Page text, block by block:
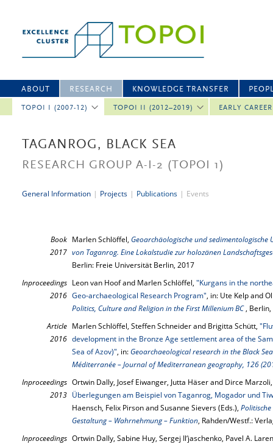
ABOUT RESEARCH
TOPOI I (2007-12) TOPOI II (2012–2019) EARLY
KNOWLEDGE TRANSFER
TAGANROG, BLACK SEA
RESEARCH GROUP A-I-2 (TOPOI 1)
General Information | Projects | Publications | Events
Book
2017
Marlen Schlöffel, Geoarchäologische und
von Taganrog. Eine Lokalstudie zur holozänen
Berlin: Freie Universität Berlin, 2017
Inproceedings
2016
Leon van Hoof and Marlen Schlöffel, "Kurgans in the
Geo-archaeological Research Program", in: Ute Kelp and
Politics, Culture and Religion in the First Millenium BC,
Article
2016
Marlen Schlöffel, Steffen Schneider and Brigitta Schütt,
development in the Bronze Age settlement area of the
Sea of Azov)", in:Geoarchaeological research in the Black
Méditerranée – Journal of Mediterranean geography, 126
Inproceedings
2013
Ortwin Dally, Josef Eiwanger, Jutta Häser and Dirce
Überlegungen am Beispiel von Taganrog, Mogador und
Haensch, Felix Pirson and Susanne Sievers (Eds.),
Gestaltung – Wahrnehmung – Funktion, Rahden/Westf.:
Inproceedings Ortwin Dally, Sabine Huy, Sergej Il‘jaschenko, Pavel A.